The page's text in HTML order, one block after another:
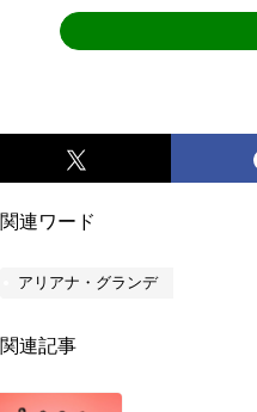
関連ワード
アリアナ・グランデ
関連記事